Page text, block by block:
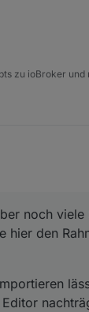
zu ioBroker und
noch
den